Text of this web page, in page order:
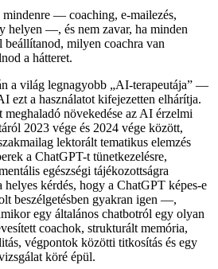
mindenre — coaching, e-mailezés,
helyen —, és nem zavar, ha minden
milyen coachra van
a hátteret.
a világ legnagyobb „AI-terapeutája” —
ezt a használatot kifejezetten elhárítja.
növekedése az AI érzelmi
2023 vége és 2024 vége között,
lektorált tematikus elemzés
a ChatGPT-t tünetkezelésre,
egészségi tájékozottságra
helyes kérdés, hogy a ChatGPT képes-e
beszélgetésben gyakran igen —,
egy általános chatbotról egy olyan
coachok, strukturált memória,
végpontok közötti titkosítás és egy
köré épül.